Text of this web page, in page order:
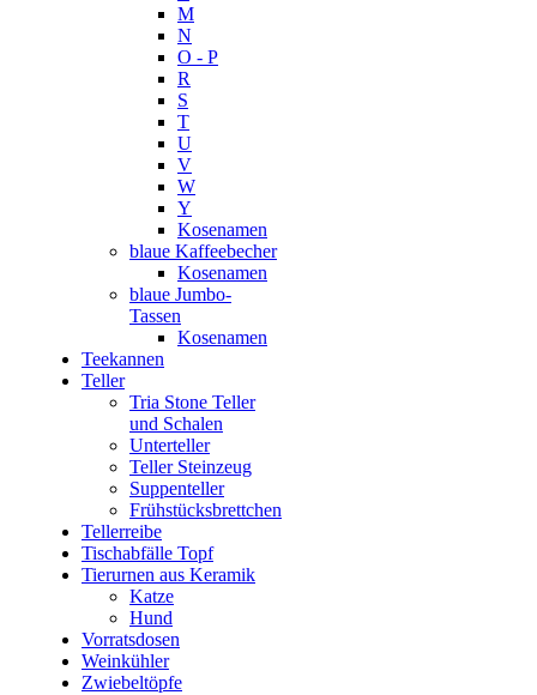
M
N
O - P
R
S
T
U
V
W
Y
Kosenamen
blaue Kaffeebecher
Kosenamen
blaue Jumbo-
Tassen
Kosenamen
Teekannen
Teller
Tria Stone Teller
und Schalen
Unterteller
Teller Steinzeug
Suppenteller
Frühstücksbrettchen
Tellerreibe
Tischabfälle Topf
Tierurnen aus Keramik
Katze
Hund
Vorratsdosen
Weinkühler
Zwiebeltöpfe